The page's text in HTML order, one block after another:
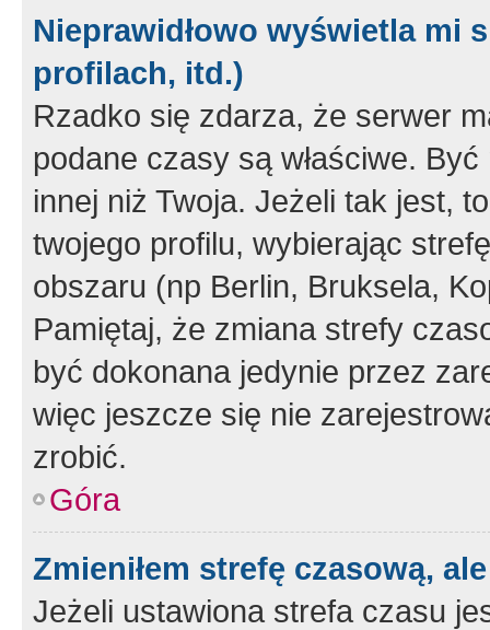
Nieprawidłowo wyświetla mi
profilach, itd.)
Rzadko się zdarza, że serwer
podane czasy są właściwe.
innej niż Twoja. Jeżeli tak jest,
twojego profilu, wybierając
obszaru (np Berlin, Bruksela,
Pamiętaj, że zmiana strefy
być dokonana jedynie przez
więc jeszcze się nie
zrobić.
Góra
Zmieniłem strefę czasową,
Jeżeli ustawiona strefa czasu